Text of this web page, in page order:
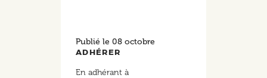
Publié le 08 octobre
ADHÉRER
En adhérant à